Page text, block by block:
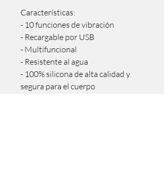
Características:
- 10 funciones de vibración
- Recargable por USB
- Multifuncional
- Resistente al agua
- 100% silicona de alta calidad y
segura para el cuerpo